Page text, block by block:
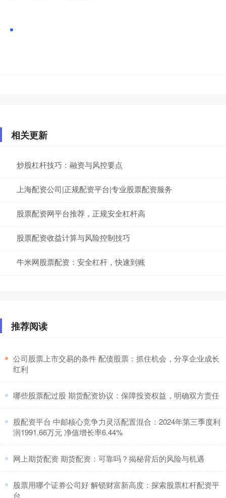
相关更新
炒股杠杆技巧：融资与风控要点
上海配资公司|正规配资平台|专业股票配资服务
股票配资网平台推荐，正规安全杠杆高
股票配资收益计算与风险控制技巧
牛米网股票配资：安全杠杆，快速到账
推荐阅读
​公司股票上市交易的条件 配债股票：抓住机会，分享企业成长
红利
​哪些股票配过股 期货配资协议：保障投资权益，明确双方责任
​股配资平台 中邮核心竞争力灵活配置混合：2024年第三季度利
润1991.66万元 净值增长率6.44%
​网上期货配资 期货配资：可靠吗？揭秘背后的风险与机遇
​股票用哪个证券公司好 解锁财富新高度：探索股票杠杆配资平
台